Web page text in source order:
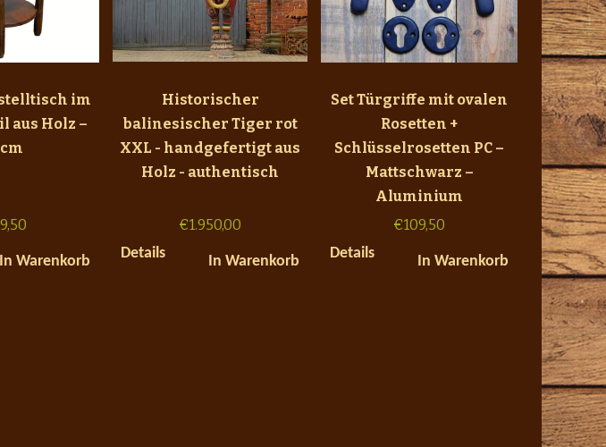
im
aus Holz –
In Warenkorb
Historischer
balinesischer Tiger rot
XXL - handgefertigt aus
Holz - authentisch
€1.950,00
Details
In Warenkorb
Set Türgriffe mit ovalen
Rosetten +
Schlüsselrosetten PC –
Mattschwarz –
Aluminium
€109,50
Details
In Warenkorb